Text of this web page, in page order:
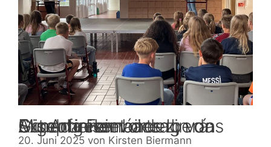
Mit Ameisenbären in das Sumpfgebiet des Iberá: Expertinnenvortrag von Giselda Fernández, Argentinien
20. Juni 2025 von Kirsten Biermann